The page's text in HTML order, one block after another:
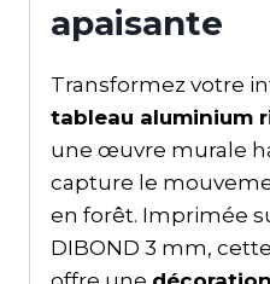
apaisante
Transformez votre
tableau aluminium
une œuvre murale
capture le
en forêt. Imprimée
DIBOND 3 mm,